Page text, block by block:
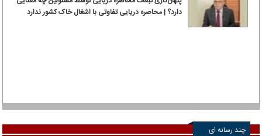
دارد؟ | محاصره دریایی تفاوتی با اشغال خاک کشور ندارد
چند رسانه ای